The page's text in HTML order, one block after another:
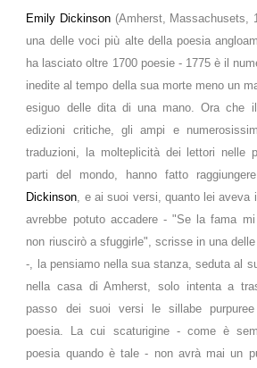
Emily Dickinson (Amherst, Massachusets,
una delle voci più alte della poesia
ha lasciato oltre 1700 poesie - 1775 è il
inedite al tempo della sua morte meno un
esiguo delle dita di una mano. Ora che
edizioni critiche, gli ampi e
traduzioni, la molteplicità dei lettori nelle
parti del mondo, hanno fatto
Dickinson, e ai suoi versi, quanto lei aveva
avrebbe potuto accadere - "Se la fama mi
non riuscirò a sfuggirle", scrisse in una
-, la pensiamo nella sua stanza, seduta al
nella casa di Amherst, solo intenta a
passo dei suoi versi le sillabe
poesia. La cui scaturigine - come è
poesia quando è tale - non avrà mai un